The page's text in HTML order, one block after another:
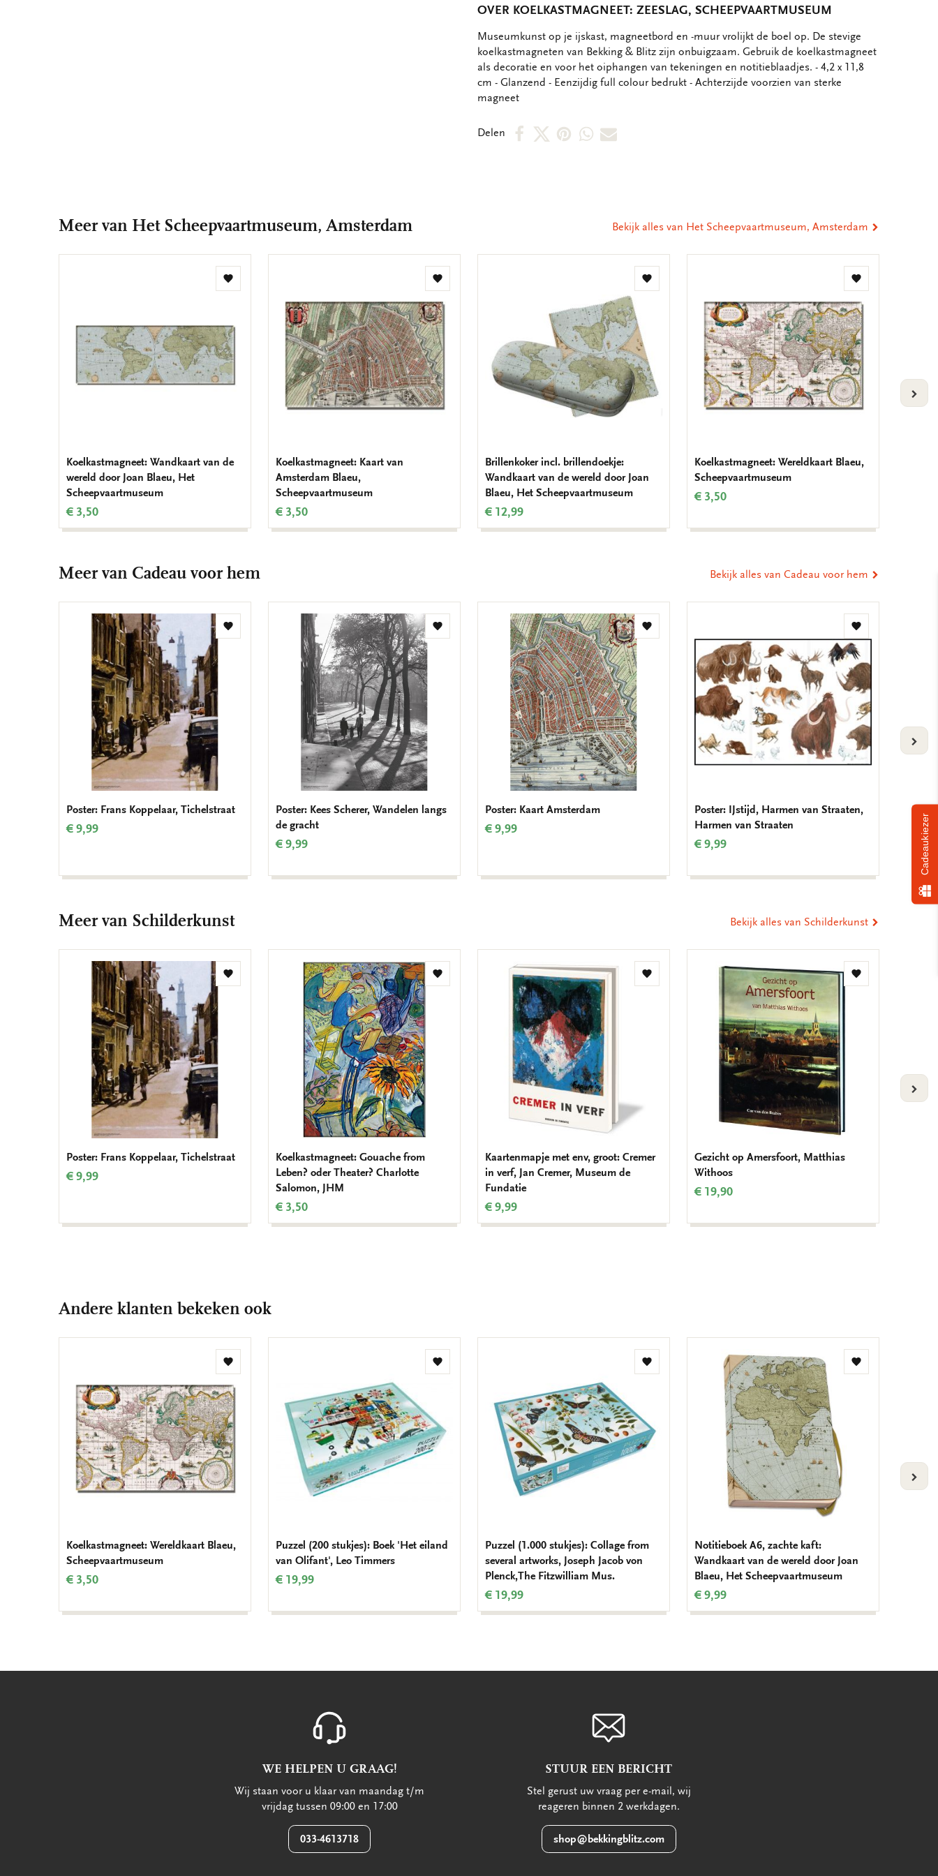
OVER KOELKASTMAGNEET: ZEESLAG, SCHEEPVAARTMUSEUM
OMSCHRIJVING
Museumkunst op je ijskast, magneetbord en -muur vrolijkt de boel op. De stevige
koelkastmagneten van Bekking & Blitz zijn onbuigzaam. Gebruik de koelkastmagneet
als decoratie en voor het oiphangen van tekeningen en notitieblaadjes. - 4,2 x 11,8
cm - Glanzend - Eenzijdig full colour bedrukt - Achterzijde voorzien van sterke
magneet
Delen
DeelDeelDeelDeelDeel
Meer van Het Scheepvaartmuseum, Amsterdam Bekijk alles van Het Scheepvaartmuseum, Amsterdam
Toevoegen
Koelkastmagneet: Wandkaart van de
wereld door Joan Blaeu, Het
Scheepvaartmuseum
€ 3,50
Toevoegen
verlanglijst
Koelkastmagneet: Kaart van
Amsterdam Blaeu,
Scheepvaartmuseum
€ 3,50
Toevoegen
Brillenkoker incl. brillendoekje:
Wandkaart van de wereld door Joan
Blaeu, Het Scheepvaartmuseum
€ 12,99
Toevoegen
verlanglijst
Koelkastmagneet: Wereldkaart Blaeu,
Scheepvaartmuseum
€ 3,50
Meer van Cadeau voor hem Bekijk alles van Cadeau voor hem
Toevoegen
Poster: Frans Koppelaar, Tichelstraat
€ 9,99
Toevoegen
Poster: Kees Scherer, Wandelen langs
de gracht
€ 9,99
Toevoegen
Poster: Kaart Amsterdam
€ 9,99
Toevoegen
aan
verlanglijst
Poster: IJstijd, Harmen van Straaten,
Harmen van Straaten
€ 9,99 € 9,99
Meer van Schilderkunst Bekijk alles van Schilderkunst
Toevoegen
Poster: Frans Koppelaar, Tichelstraat
€ 9,99
Toevoegen
Koelkastmagneet: Gouache from
Leben? oder Theater? Charlotte
Salomon, JHM
€ 3,50
Toevoegen
Kaartenmapje met env, groot: Cremer
in verf, Jan Cremer, Museum de
Fundatie
€ 9,99
Toevoegen
Gezicht op Amersfoort, Matthias
Withoos
€ 19,90
Andere klanten bekeken ook
Toevoegen
verlanglijst
Koelkastmagneet: Wereldkaart Blaeu,
Scheepvaartmuseum
€ 3,50
Toevoegen
Puzzel (200 stukjes): Boek 'Het eiland
van Olifant', Leo Timmers
€ 19,99
Toevoegen
Puzzel (1.000 stukjes): Collage from
several artworks, Joseph Jacob von
Plenck,The Fitzwilliam Mus.
€ 19,99
Toevoegen
Notitieboek A6, zachte kaft:
Wandkaart van de wereld door Joan
Blaeu, Het Scheepvaartmuseum
€ 9,99
WE HELPEN U GRAAG!
Wij staan voor u klaar van maandag t/m
vrijdag tussen 09:00 en 17:00
033-4613718
STUUR EEN BERICHT
Stel gerust uw vraag per e-mail, wij
reageren binnen 2 werkdagen.
shop@bekkingblitz.com
Cadeaukiezer